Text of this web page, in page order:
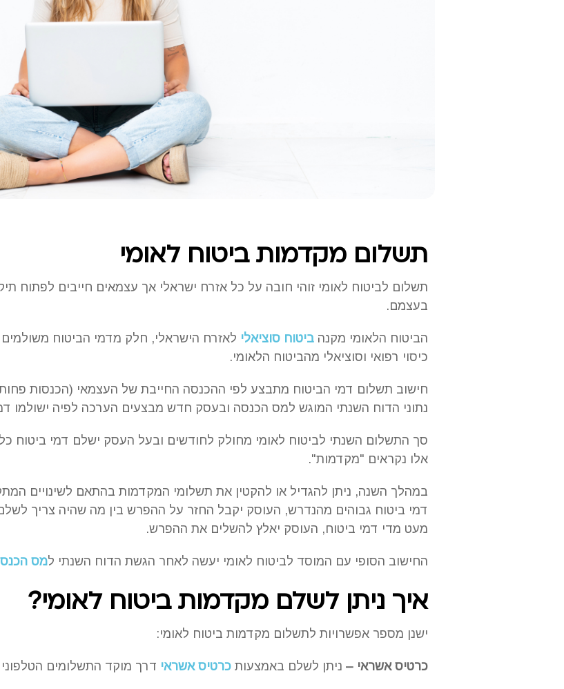
תשלום מקדמות ביטוח לאומי
תשלום לביטוח לאומי זוהי חובה על כל אזרח ישראלי אך עצמאים חייבים לפתוח
בעצמם.
הביטוח הלאומי מקנה ביטוח סוציאלי לאזרח הישראלי, חלק מדמי הביטוח
כיסוי רפואי וסוציאלי מהביטוח הלאומי.
חישוב תשלום דמי הביטוח מתבצע לפי ההכנסה החייבת של העצמאי (הכנסות
נתוני הדוח השנתי המוגש למס הכנסה ובעסק חדש מבצעים הערכה לפיה ישולמו
סך התשלום השנתי לביטוח לאומי מחולק לחודשים ובעל העסק ישלם דמי ביטוח
אלו נקראים "מקדמות".
במהלך השנה, ניתן להגדיל או להקטין את תשלומי המקדמות בהתאם לשינויים
דמי ביטוח גבוהים מהנדרש, העוסק יקבל החזר על ההפרש בין מה שהיה צריך
מעט מדי דמי ביטוח, העוסק יאלץ להשלים את ההפרש.
החישוב הסופי עם המוסד לביטוח לאומי יעשה לאחר הגשת הדוח השנתי למס
איך ניתן לשלם מקדמות ביטוח לאומי?
ישנן מספר אפשרויות לתשלום מקדמות ביטוח לאומי:
כרטיס אשראי – ניתן לשלם באמצעות כרטיס אשראי דרך מוקד התשלומים